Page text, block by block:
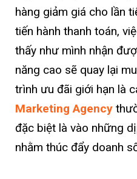
hàng giảm giá cho lần
tiến hành thanh toán,
thấy như mình nhận
năng cao sẽ quay lại
trình ưu đãi giới hạn là
Marketing Agency
đặc biệt là vào những
nhằm thúc đẩy doanh